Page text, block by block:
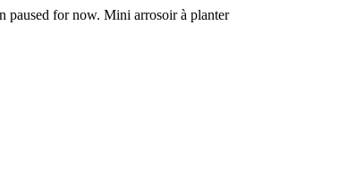
paused for now. Mini arrosoir à planter